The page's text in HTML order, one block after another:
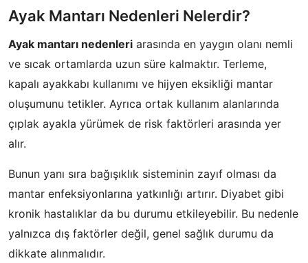
Ayak Mantarı Nedenleri Nelerdir?
Ayak mantarı nedenleri arasında en yaygın olanı nemli
ve sıcak ortamlarda uzun süre kalmaktır. Terleme,
kapalı ayakkabı kullanımı ve hijyen eksikliği mantar
oluşumunu tetikler. Ayrıca ortak kullanım alanlarında
çıplak ayakla yürümek de risk faktörleri arasında yer
alır.
Bunun yanı sıra bağışıklık sisteminin zayıf olması da
mantar enfeksiyonlarına yatkınlığı artırır. Diyabet gibi
kronik hastalıklar da bu durumu etkileyebilir. Bu nedenle
yalnızca dış faktörler değil, genel sağlık durumu da
dikkate alınmalıdır.